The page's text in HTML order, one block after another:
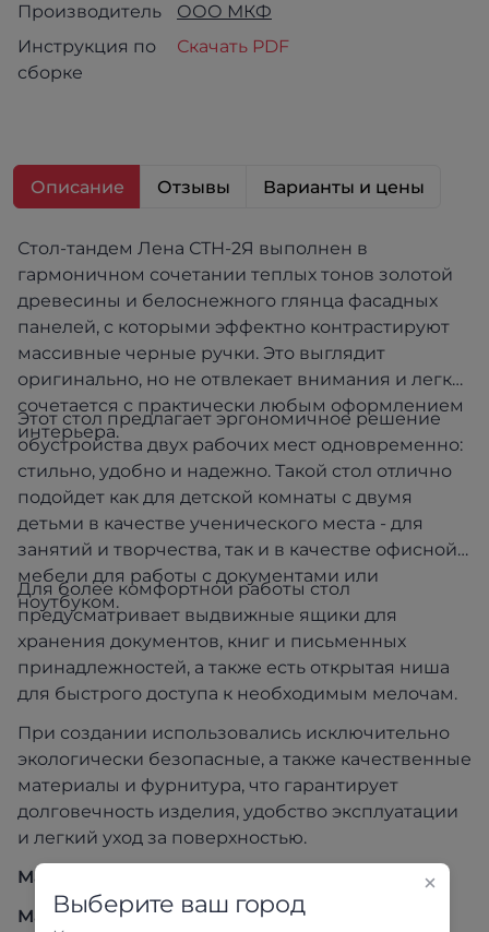
Производитель
ООО МКФ
Инструкция по
сборке
Скачать PDF
Описание Отзывы Варианты и цены
Стол-тандем Лена СТН-2Я выполнен в
гармоничном сочетании теплых тонов золотой
древесины и белоснежного глянца фасадных
панелей, с которыми эффектно контрастируют
массивные черные ручки. Это выглядит
оригинально, но не отвлекает внимания и легко
сочетается с практически любым оформлением
интерьера.
Этот стол предлагает эргономичное решение
обустройства двух рабочих мест одновременно:
стильно, удобно и надежно. Такой стол отлично
подойдет как для детской комнаты с двумя
детьми в качестве ученического места - для
занятий и творчества, так и в качестве офисной
мебели для работы с документами или
ноутбуком.
Для более комфортной работы стол
предусматривает выдвижные ящики для
хранения документов, книг и письменных
принадлежностей, а также есть открытая ниша
для быстрого доступа к необходимым мелочам.
При создании использовались исключительно
экологически безопасные, а также качественные
материалы и фурнитура, что гарантирует
долговечность изделия, удобство эксплуатации
и легкий уход за поверхностью.
Материал корпуса
Материал фасада: ЛДСП, цвет Дуб сонома
Выберите ваш город